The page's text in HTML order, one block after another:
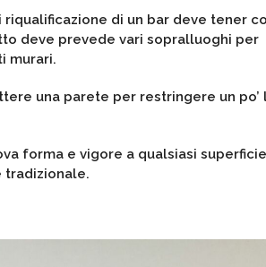
riqualificazione di un bar deve tener
deve prevede vari sopralluoghi per
murari.
una parete per restringere un po’
forma e vigore a qualsiasi
tradizionale.